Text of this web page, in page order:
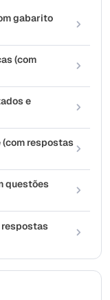
gabarito
(com
e
respostas
questões
respostas